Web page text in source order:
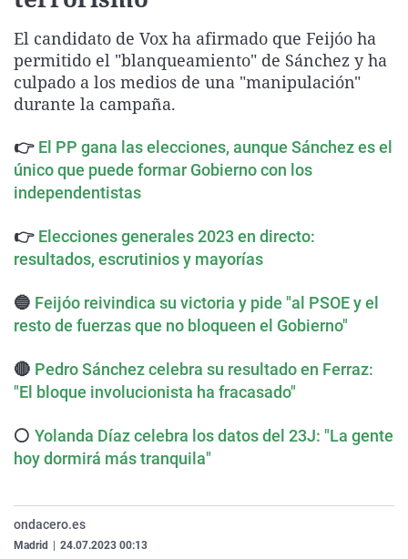
Gente viajera
Como el perro y el
Retornados
Equipo de
Galicia
La Rioja
País Vasco
Televisión
Elecciones
El candidato de Vox ha afirmado que Feijóo ha
permitido el "blanqueamiento" de Sánchez y ha
culpado a los medios de una "manipulación"
durante la campaña.
👉 El PP gana las elecciones, aunque Sánchez es el
único que puede formar Gobierno con los
independentistas
👉 Elecciones generales 2023 en directo:
resultados, escrutinios y mayorías
🔵 Feijóo reivindica su victoria y pide "al PSOE y el
resto de fuerzas que no bloqueen el Gobierno"
🔴 Pedro Sánchez celebra su resultado en Ferraz:
"El bloque involucionista ha fracasado"
⚪ Yolanda Díaz celebra los datos del 23J: "La gente
hoy dormirá más tranquila"
ondacero.es
Madrid 24.07.2023 00:13